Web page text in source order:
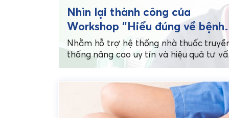
Nhìn lại thành công của
Workshop “Hiểu đúng về bệnh
tiêu hóa”: Meracine tiếp tục
khẳng định sứ mệnh đồng hành
cùng Nhà thuốc Việt
Nhằm hỗ trợ hệ thống nhà thuốc
thống nâng cao uy tín và hiệu quả tư
Workshop trực tuyến do Dược phẩm